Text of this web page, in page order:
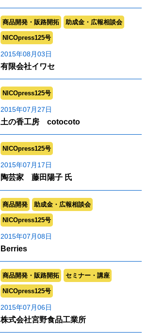
商品開発・販路開拓 助成金・広報相談会
NICOpress125号
2015年08月03日
有限会社イワセ
NICOpress125号
2015年07月27日
土の香工房 cotocoto
NICOpress125号
2015年07月17日
陶芸家 藤田陽子 氏
商品開発 助成金・広報相談会
NICOpress125号
2015年07月08日
Berries
商品開発・販路開拓 セミナー・講座
NICOpress125号
2015年07月06日
株式会社宮野食品工業所